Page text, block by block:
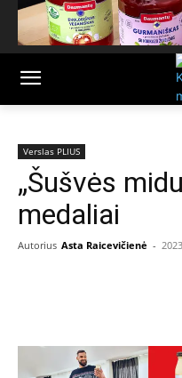
Verslas PLIUS
„Šušvės
medaliai
Autorius Asta Raicevičienė -